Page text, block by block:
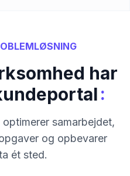
har
:
samarbejdet,
og opbevarer
ét sted.